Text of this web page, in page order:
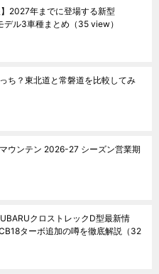
】2027年までに登場する新型
デル3車種まとめ （35 view）
ち？東北道と常磐道を比較してみ
ウンテン 2026-27 シーズン営業期
クロストレックD型最新情
ターボ追加の噂を徹底解説 （32